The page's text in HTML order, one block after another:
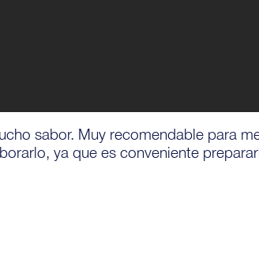
sabor. Muy recomendable para
ya que es conveniente